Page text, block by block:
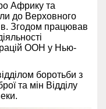
Африку та
до Верховного
Згодом працював
ООН у Нью-
боротьби з
та мін Відділу